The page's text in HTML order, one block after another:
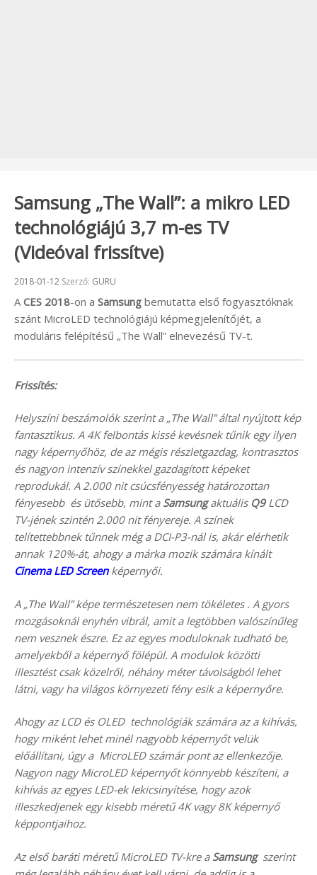
Samsung „The Wall”: a mikro LED
technológiájú 3,7 m-es TV
(Videóval frissítve)
Beküldve:
2018-01-12 Szerző: GURU
A CES 2018-on a Samsung bemutatta első fogyasztóknak
szánt MicroLED technológiájú képmegjelenítőjét, a
moduláris felépítésű „The Wall” elnevezésű TV-t.
Frissítés:
Helyszíni beszámolók szerint a „The Wall” által nyújtott kép
fantasztikus. A 4K felbontás kissé kevésnek tűnik egy ilyen
nagy képernyőhöz, de az mégis részletgazdag, kontrasztos
és nagyon intenzív színekkel gazdagított képeket
reprodukál. A 2.000 nit csúcsfényesség határozottan
fényesebb és ütősebb, mint a Samsungaktuális Q9LCD
TV-jének szintén 2.000 nit fényereje. A színek
telítettebbnek tűnnek még a DCI-P3-nál is, akár elérhetik
annak 120%-át, ahogy a márka mozik számára kínált
Cinema LED Screenképernyői.
A „The Wall” képe természetesen nem tökéletes . A gyors
mozgásoknál enyhén vibrál, amit a legtöbben valószínűleg
nem vesznek észre. Ez az egyes moduloknak tudható be,
amelyekből a képernyő fölépül. A modulok közötti
illesztést csak közelről, néhány méter távolságból lehet
látni, vagy ha világos környezeti fény esik a képernyőre.
Ahogy az LCD és OLED technológiák számára az a kihívás,
hogy miként lehet minél nagyobb képernyőt velük
előállítani, úgy a MicroLED számár pont az ellenkezője.
Nagyon nagy MicroLED képernyőt könnyebb készíteni, a
kihívás az egyes LED-ek lekicsinyítése, hogy azok
illeszkedjenek egy kisebb méretű 4K vagy 8K képernyő
képpontjaihoz.
Az első baráti méretű MicroLED TV-kre a Samsungszerint